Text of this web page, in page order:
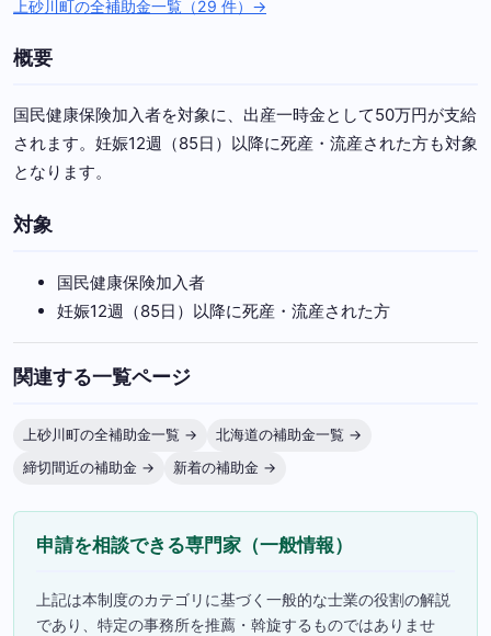
上砂川町の全補助金一覧（29 件）→
概要
国民健康保険加入者を対象に、出産一時金として50万円が支給
されます。妊娠12週（85日）以降に死産・流産された方も対象
となります。
対象
国民健康保険加入者
妊娠12週（85日）以降に死産・流産された方
関連する一覧ページ
上砂川町の全補助金一覧 →
北海道の補助金一覧 →
締切間近の補助金 →
新着の補助金 →
申請を相談できる専門家（一般情報）
上記は本制度のカテゴリに基づく一般的な士業の役割の解説
であり、特定の事務所を推薦・斡旋するものではありませ